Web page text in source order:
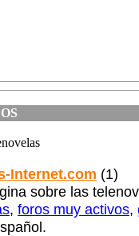
Internet.com (1)
sobre las
, foros muy activos,